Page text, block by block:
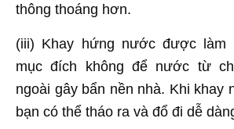
thông thoáng hơn.
(iii) Khay hứng nước được làm
mục đích không để nước từ
ngoài gây bẩn nền nhà. Khi khay
bạn có thể tháo ra và đổ đi dễ